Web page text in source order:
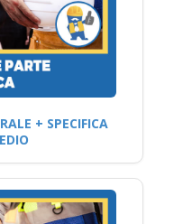
+ SPECIFICA